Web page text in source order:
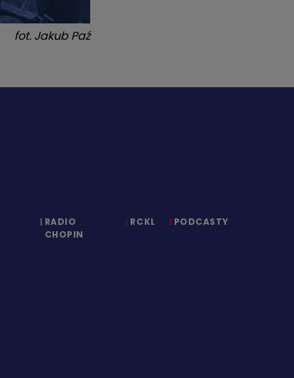
fot. Jakub Paź
RADIO
CHOPIN
RCKL PODCASTY